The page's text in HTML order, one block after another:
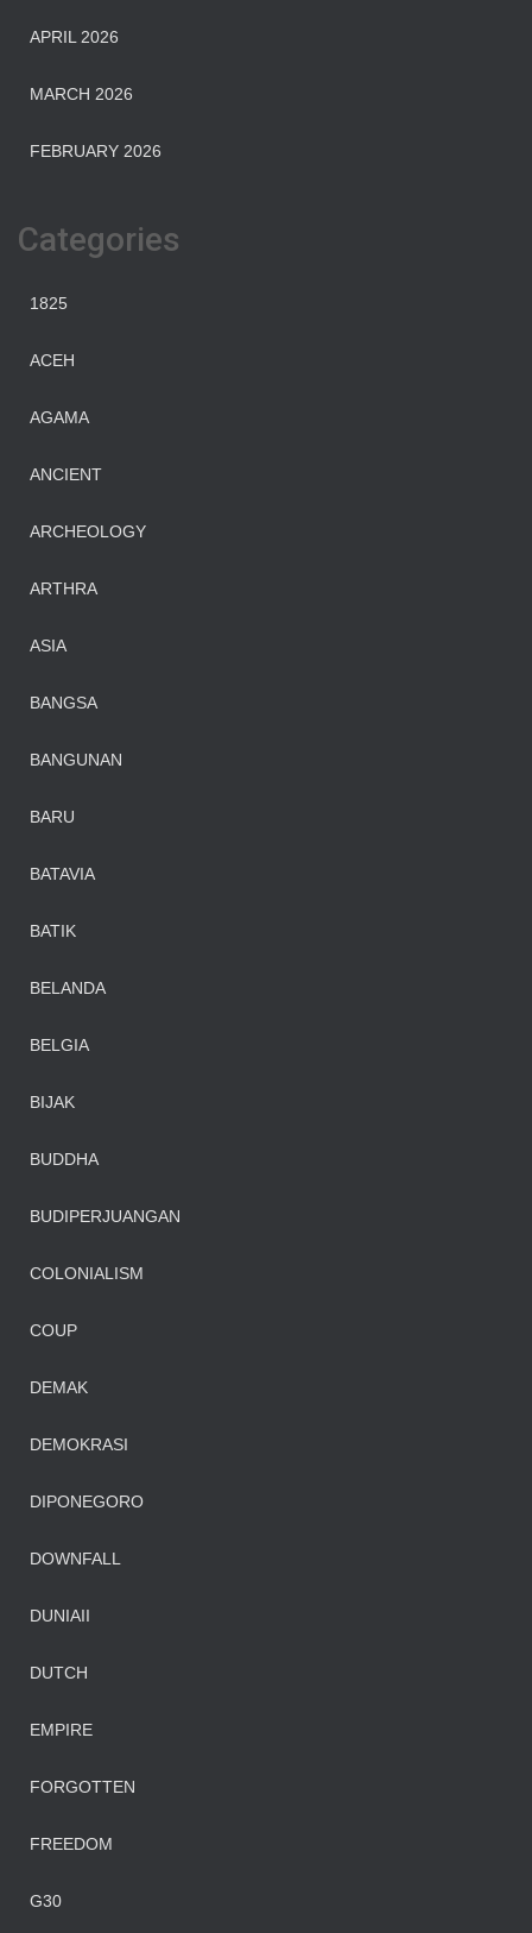
APRIL 2026
MARCH 2026
FEBRUARY 2026
Categories
1825
ACEH
AGAMA
ANCIENT
ARCHEOLOGY
ARTHRA
ASIA
BANGSA
BANGUNAN
BARU
BATAVIA
BATIK
BELANDA
BELGIA
BIJAK
BUDDHA
BUDIPERJUANGAN
COLONIALISM
COUP
DEMAK
DEMOKRASI
DIPONEGORO
DOWNFALL
DUNIAII
DUTCH
EMPIRE
FORGOTTEN
FREEDOM
G30